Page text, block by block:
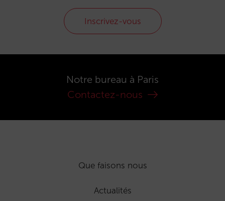
Inscrivez-vous
Notre bureau à Paris
Contactez-nous
Que faisons nous
Actualités